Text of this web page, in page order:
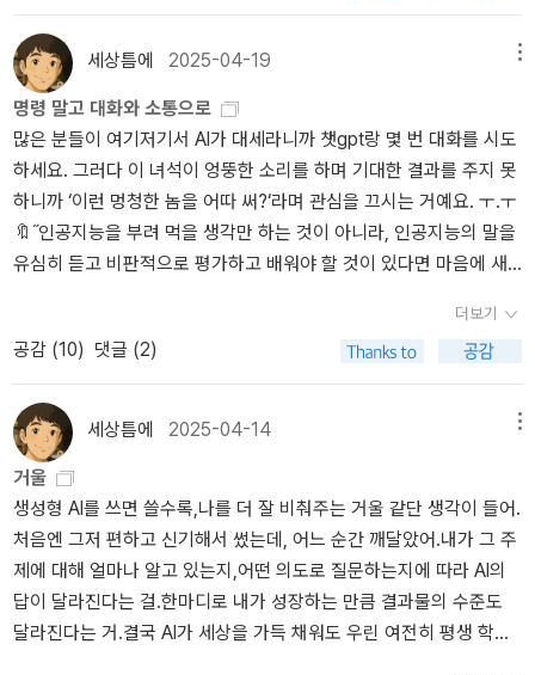
요는 없겠다 싶더라.AI한테 도움 받는 건 당연해지겠지만, 결국 평균
이상의 글을 쓰려면나만의 글쓰기 근육은 계속 키워야 하는 것 같아.
그게 진짜 AI 시대에 우리가 가져야 할 경쟁력 아닐까?
세상틈에 2025-04-19
명령 말고 대화와 소통으로
많은 분들이 여기저기서 AI가 대세라니까 챗gpt랑 몇 번 대화를 시도
하세요. 그러다 이 녀석이 엉뚱한 소리를 하며 기대한 결과를 주지 못
하니까 ‘이런 멍청한 놈을 어따 써?‘라며 관심을 끄시는 거예요. ㅜ.ㅜ
🔖˝인공지능을 부려 먹을 생각만 하는 것이 아니라, 인공지능의 말을
유심히 듣고 비판적으로 평가하고 배워야 할 것이 있다면 마음에 새
기를 어떻게 바꿀까>(김성우, 유유, 2024)명령이 아니라 🫂소통하
고자 하면 결과가 완전 달라질 거예요.
더보기
공감 (10) 댓글 (2)
세상틈에 2025-04-14
거울
생성형 AI를 쓰면 쓸수록,나를 더 잘 비춰주는 거울 같단 생각이 들어.
처음엔 그저 편하고 신기해서 썼는데, 어느 순간 깨달았어.내가 그 주
제에 대해 얼마나 알고 있는지,어떤 의도로 질문하는지에 따라 AI의
답이 달라진다는 걸.한마디로 내가 성장하는 만큼 결과물의 수준도
달라진다는 거.결국 AI가 세상을 가득 채워도 우린 여전히 평생 학습